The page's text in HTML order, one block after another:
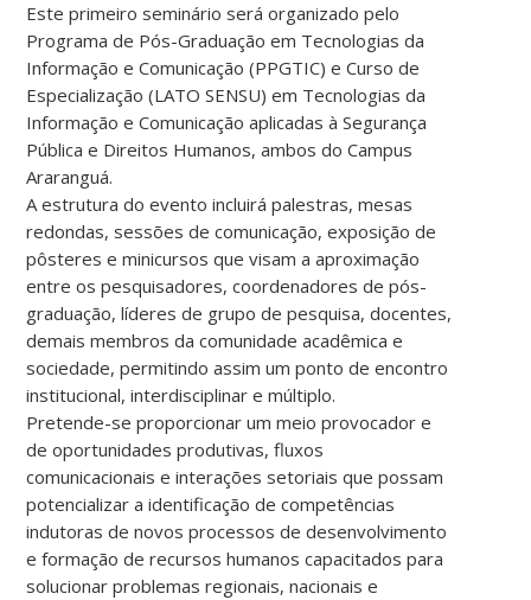
Este primeiro seminário será organizado pelo
Programa de Pós-Graduação em Tecnologias da
Informação e Comunicação (PPGTIC) e Curso de
Especialização (LATO SENSU) em Tecnologias da
Informação e Comunicação aplicadas à Segurança
Pública e Direitos Humanos, ambos do Campus
Araranguá.
A estrutura do evento incluirá palestras, mesas
redondas, sessões de comunicação, exposição de
pôsteres e minicursos que visam a aproximação
entre os pesquisadores, coordenadores de pós-
graduação, líderes de grupo de pesquisa, docentes,
demais membros da comunidade acadêmica e
sociedade, permitindo assim um ponto de encontro
institucional, interdisciplinar e múltiplo.
Pretende-se proporcionar um meio provocador e
de oportunidades produtivas, fluxos
comunicacionais e interações setoriais que possam
potencializar a identificação de competências
indutoras de novos processos de desenvolvimento
e formação de recursos humanos capacitados para
solucionar problemas regionais, nacionais e